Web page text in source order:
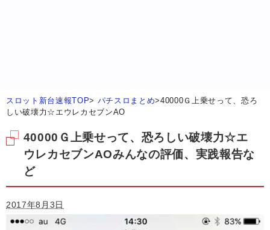
スロット新台速報TOP> パチスロまとめ>40000Ｇ上乗せって、恐ろ
しい破壊力☆エウレカセブンAO
40000Ｇ上乗せって、恐ろしい破壊力☆エ
ウレカセブンAOみんなの評価、実践報告な
ど
2017年8月3日